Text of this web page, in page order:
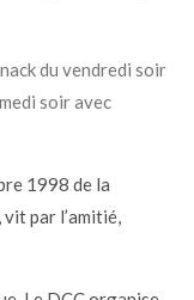
du vendredi soir
soir avec
1998 de la
par l’amitié,